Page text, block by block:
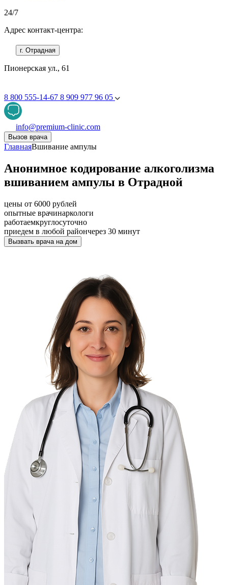
24/7
Адрес контакт-центра:
г. Отрадная
Пионерская ул., 61
8 800 555-14-67 8 909 977 96 05
info@premium-clinic.com
Вызов врача
ГлавнаяВшивание ампулы
Анонимное кодирование алкоголизма
вшиванием ампулы в Отрадной
цены от 6000 рублей
опытные врачинаркологи
работаемкруглосуточно
приедем в любой райончерез 30 минут
Вызвать врача на дом